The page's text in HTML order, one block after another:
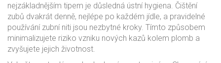
nejzákladnějším tipem je důsledná ústní hygiena. Čištění
zubů dvakrát denně, nejlépe po každém jídle, a pravidelné
používání zubní niti jsou nezbytné kroky. Tímto způsobem
minimalizujete riziko vzniku nových kazů kolem plomb a
zvyšujete jejich životnost.